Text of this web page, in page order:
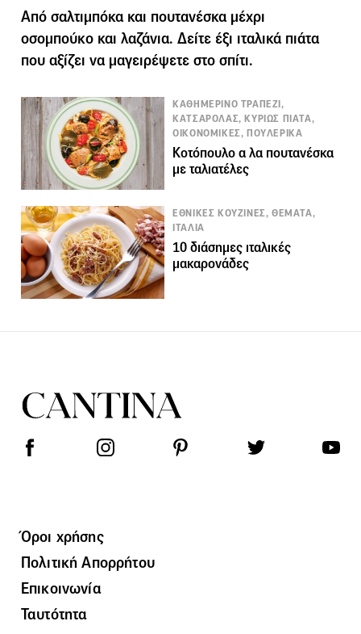
Από σαλτιμπόκα και πουτανέσκα μέχρι
οσομπούκο και λαζάνια. Δείτε έξι ιταλικά πιάτα
που αξίζει να μαγειρέψετε στο σπίτι.
ΚΑΘΗΜΕΡΙΝΟ ΤΡΑΠΕΖΙ,
ΚΑΤΣΑΡΟΛΑΣ, ΚΥΡΙΩΣ ΠΙΑΤΑ,
ΟΙΚΟΝΟΜΙΚΕΣ, ΠΟΥΛΕΡΙΚΑ
Κοτόπουλο α λα πουτανέσκα
με ταλιατέλες
ΕΘΝΙΚΕΣ ΚΟΥΖΙΝΕΣ, ΘΕΜΑΤΑ,
ΙΤΑΛΙΑ
10 διάσημες ιταλικές
μακαρονάδες
Όροι χρήσης
Πολιτική Απορρήτου
Επικοινωνία
Ταυτότητα